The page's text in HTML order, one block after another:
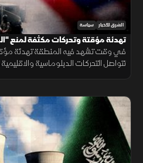
الشرق للأخبار سياسة
تهدئة مؤقتة وتحركات مكثفة لمنع
إسرائيلي في الضفة يهدد فرص
في وقت تشهد فيه المنطقة تهدئة
تتواصل التحركات الدبلوماسية